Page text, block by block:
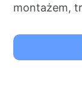
montażem,